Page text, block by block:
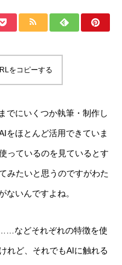
をコピーする
でにいくつか執筆・制作し
をほとんど活用できていま
っているのを見ているとす
みたいと思うのですがわた
ないんですよね。
などそれぞれの特徴を使
れど、それでもAIに触れる